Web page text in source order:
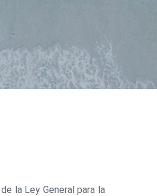
la Ley General para la